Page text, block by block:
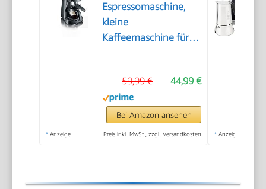
Espressomaschine,
kleine
Kaffeemaschine für
Kaffeemaschine mit
Milchschäumer für
Kaffee-Milch-
Spezialitäten, ideal für
44,99 €
59,99 €
Bei Amazon ansehen
* Anzeige Preis inkl. MwSt., zzgl. Versandkosten * Anzeige